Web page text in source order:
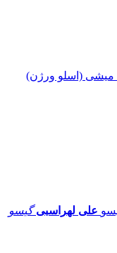
علی لهراسبی گیسو